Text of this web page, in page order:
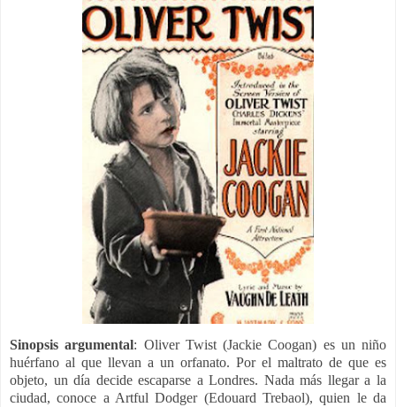
Sinopsis argumental: Oliver Twist (Jackie Coogan) es un niño
huérfano al que llevan a un orfanato. Por el maltrato de que es
objeto, un día decide escaparse a Londres. Nada más llegar a la
ciudad, conoce a Artful Dodger (Edouard Trebaol), quien le da